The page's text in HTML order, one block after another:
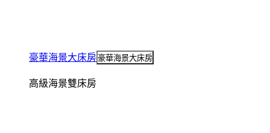
豪華海景大床房 豪華海景大床房
高級海景雙床房